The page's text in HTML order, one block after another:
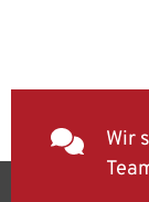
Wir